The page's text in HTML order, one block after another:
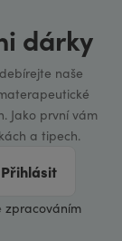
dárky
naše
Jako první vám
a tipech.
Přihlásit
zpracováním